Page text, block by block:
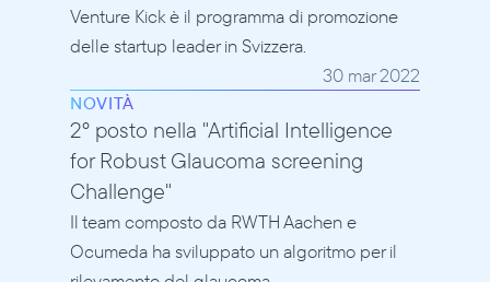
Venture Kick è il programma di promozione
delle startup leader in Svizzera.
30 mar 2022
NOVITÀ
2° posto nella "Artificial Intelligence
for Robust Glaucoma screening
Challenge"
Il team composto da RWTH Aachen e
Ocumeda ha sviluppato un algoritmo per il